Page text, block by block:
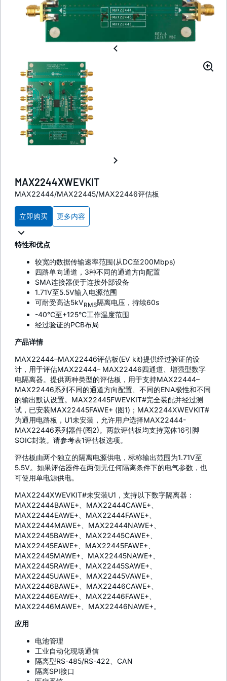
MAX2244XWEVKIT
MAX22444/MAX22445/MAX22446评估板
立即购买 更多内容
特性和优点
较宽的数据传输速率范围(从DC至200Mbps)
四路单向通道，3种不同的通道方向配置
SMA连接器便于连接外部设备
1.71V至5.5V输入电源范围
可耐受高达5kVRMS隔离电压，持续60s
-40°C至+125°C工作温度范围
经过验证的PCB布局
产品详情
MAX22444–MAX22446评估板(EV kit)提供经过验证的设
计，用于评估MAX22444– MAX22446四通道、增强型数字
电隔离器。提供两种类型的评估板，用于支持MAX22444–
MAX22446系列不同的通道方向配置、不同的ENA极性和不同
的输出默认设置。MAX22445FWEVKIT#完全装配并经过测
试，已安装MAX22445FAWE+ (图1)；MAX2244XWEVKIT#
为通用电路板，U1未安装，允许用户选择MAX22444-
MAX22446系列器件(图2)。两款评估板均支持宽体16引脚
SOIC封装。请参考表1评估板选项。
评估板由两个独立的隔离电源供电，标称输出范围为1.71V至
5.5V。如果评估器件在两侧无任何隔离条件下的电气参数，也
可使用单电源供电。
MAX2244XWEVKIT#未安装U1，支持以下数字隔离器：
MAX22444BAWE+、MAX22444CAWE+、
MAX22444EAWE+、MAX22444FAWE+、
MAX22444MAWE+、MAX22444NAWE+、
MAX22445BAWE+、MAX22445CAWE+、
MAX22445EAWE+、MAX22445FAWE+、
MAX22445MAWE+、MAX22445NAWE+、
MAX22445RAWE+、MAX22445SAWE+、
MAX22445UAWE+、MAX22445VAWE+、
MAX22446BAWE+、MAX22446CAWE+、
MAX22446EAWE+、MAX22446FAWE+、
MAX22446MAWE+、MAX22446NAWE+。
应用
电池管理
工业自动化现场通信
隔离型RS-485/RS-422、CAN
隔离SPI接口